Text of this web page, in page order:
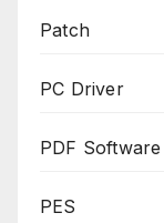
Patch
PC Driver
PDF Software
PES